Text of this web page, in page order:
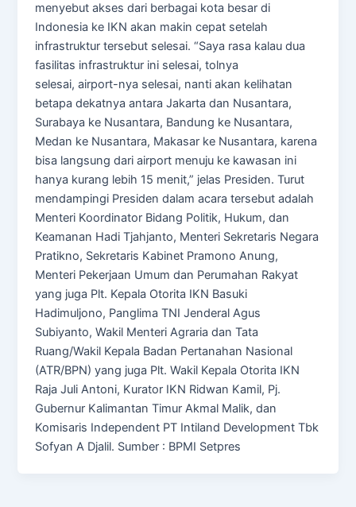
menyebut akses dari berbagai kota besar di
Indonesia ke IKN akan makin cepat setelah
infrastruktur tersebut selesai. “Saya rasa kalau dua
fasilitas infrastruktur ini selesai, tolnya
selesai, airport-nya selesai, nanti akan kelihatan
betapa dekatnya antara Jakarta dan Nusantara,
Surabaya ke Nusantara, Bandung ke Nusantara,
Medan ke Nusantara, Makasar ke Nusantara, karena
bisa langsung dari airport menuju ke kawasan ini
hanya kurang lebih 15 menit,” jelas Presiden. Turut
mendampingi Presiden dalam acara tersebut adalah
Menteri Koordinator Bidang Politik, Hukum, dan
Keamanan Hadi Tjahjanto, Menteri Sekretaris Negara
Pratikno, Sekretaris Kabinet Pramono Anung,
Menteri Pekerjaan Umum dan Perumahan Rakyat
yang juga Plt. Kepala Otorita IKN Basuki
Hadimuljono, Panglima TNI Jenderal Agus
Subiyanto, Wakil Menteri Agraria dan Tata
Ruang/Wakil Kepala Badan Pertanahan Nasional
(ATR/BPN) yang juga Plt. Wakil Kepala Otorita IKN
Raja Juli Antoni, Kurator IKN Ridwan Kamil, Pj.
Gubernur Kalimantan Timur Akmal Malik, dan
Komisaris Independent PT Intiland Development Tbk
Sofyan A Djalil. Sumber : BPMI Setpres